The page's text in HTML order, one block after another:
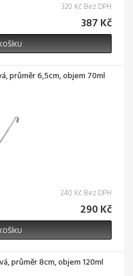
320 Kč Bez DPH
387 Kč
průměr 6,5cm, objem 70ml
240 Kč Bez DPH
290 Kč
průměr 8cm, objem 120ml